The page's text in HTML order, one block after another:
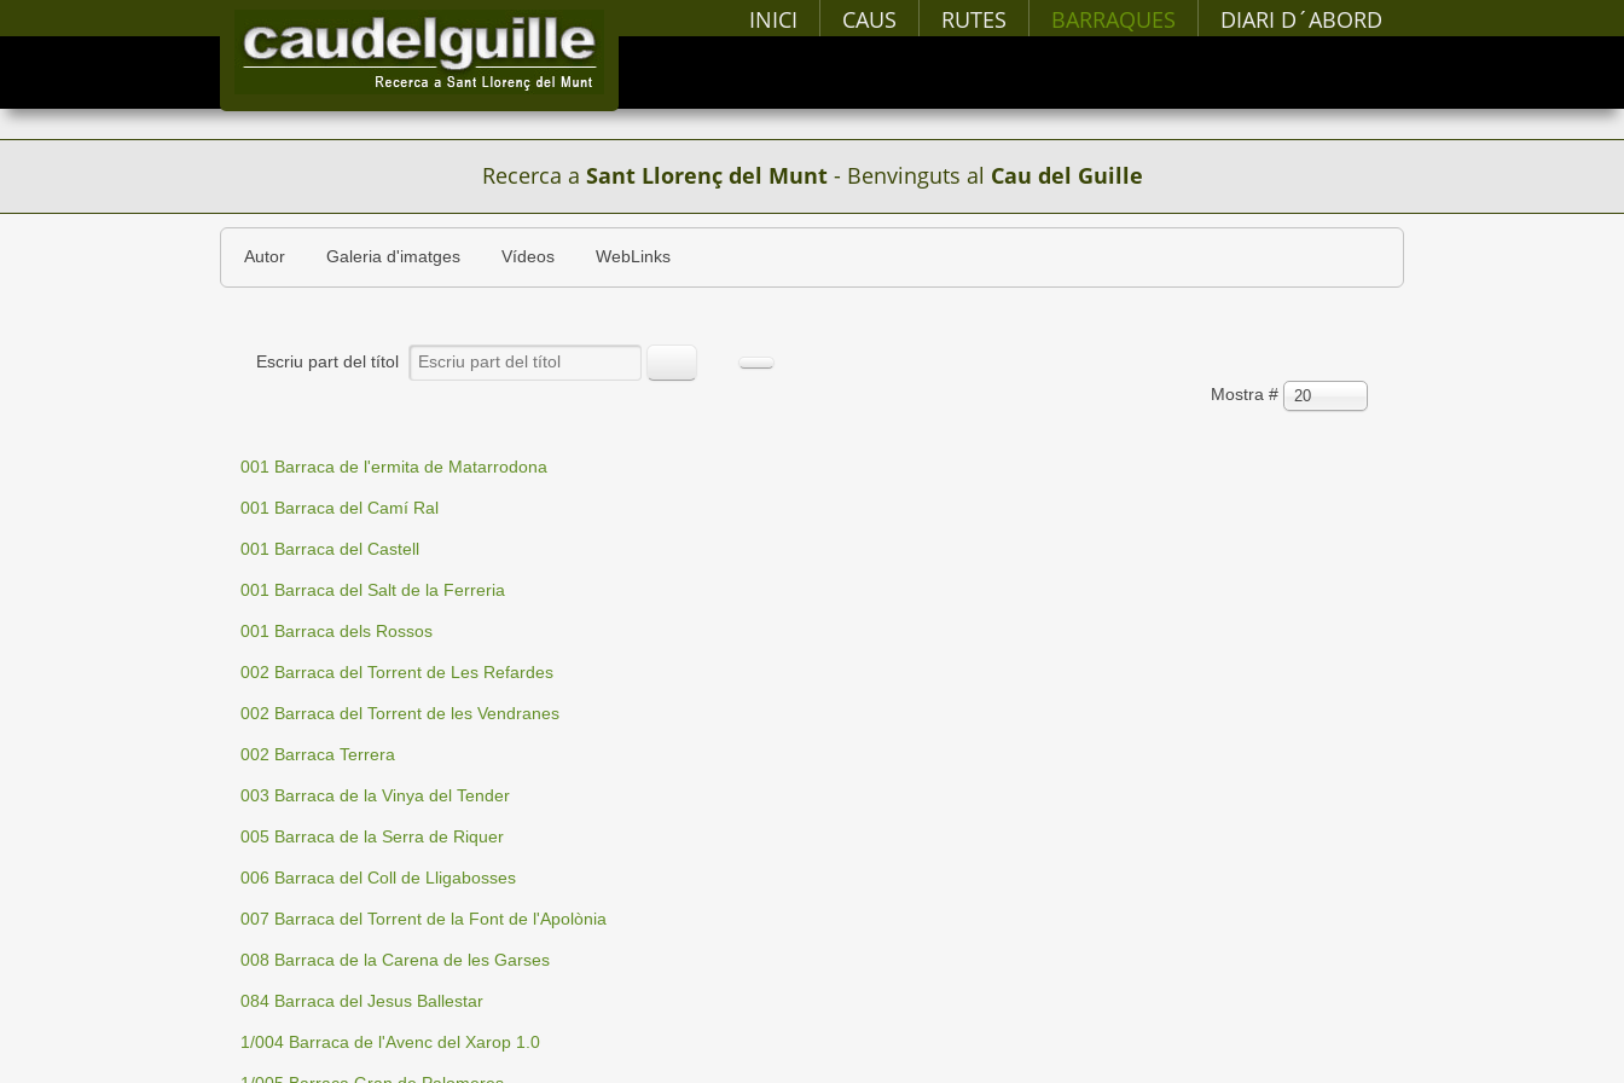
INICI CAUS RUTES BARRAQUES DIARI D´ABORD
Recerca a Sant Llorenç del Munt- Benvinguts al Cau del Guille
Autor Galeria d'imatges Vídeos WebLinks
Escriu part del títol
Mostra #
20
001 Barraca de l'ermita de Matarrodona
001 Barraca del Camí Ral
001 Barraca del Castell
001 Barraca del Salt de la Ferreria
001 Barraca dels Rossos
002 Barraca del Torrent de Les Refardes
002 Barraca del Torrent de les Vendranes
002 Barraca Terrera
003 Barraca de la Vinya del Tender
005 Barraca de la Serra de Riquer
006 Barraca del Coll de Lligabosses
007 Barraca del Torrent de la Font de l'Apolònia
008 Barraca de la Carena de les Garses
084 Barraca del Jesus Ballestar
1/004 Barraca de l'Avenc del Xarop 1.0